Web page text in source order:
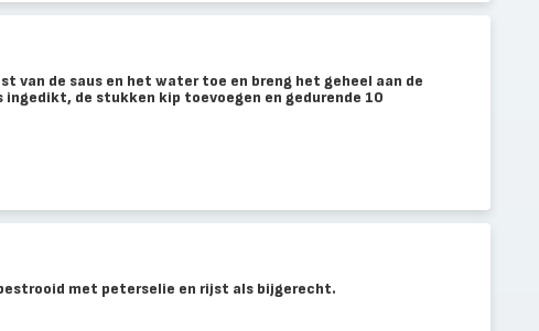
van de saus en het water toe en breng het geheel aan de
ingedikt, de stukken kip toevoegen en gedurende 10
met peterselie en rijst als bijgerecht.